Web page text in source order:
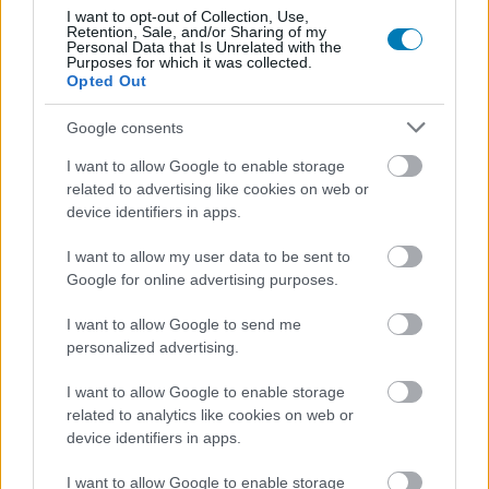
I want to opt-out of Collection, Use,
Retention, Sale, and/or Sharing of my
Personal Data that Is Unrelated with the
Purposes for which it was collected.
Opted Out
Google consents
I want to allow Google to enable storage
related to advertising like cookies on web or
device identifiers in apps.
I want to allow my user data to be sent to
Google for online advertising purposes.
I want to allow Google to send me
personalized advertising.
I want to allow Google to enable storage
related to analytics like cookies on web or
device identifiers in apps.
I want to allow Google to enable storage
Steamről, de most még a tieték
lehet
Az sem jó, hogy egy ingyenes játékot
egyszerűen töröl a fejlesztője, de ennél van egy
sokkal szomorúbb része is ennek a
történetnek.
Unmute Loaded:
21.65%
Megkockáztatom, hogy nem sokan hallottatok a Pico
Park franchise-ról. Nagyon röviden a Tecopark csinált
nagyon egy cuki és egyébként rendkívül szórakoztató
puzzle-játékot, aminek az első részét véletlenül